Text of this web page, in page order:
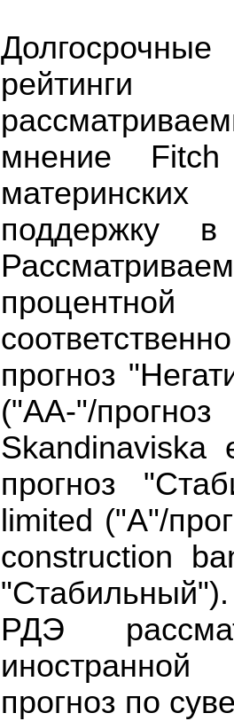
мнение
поддержку в
прогноз
("AA-"/
Skandinaviska
прогноз
limited ("A"/
construction
РДЭ
иностранной
прогноз по